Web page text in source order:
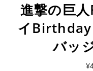
進撃の巨
イBirthday
バッ